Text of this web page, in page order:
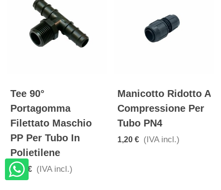
Tee 90°
Portagomma
Filettato Maschio
PP Per Tubo In
Polietilene
0,30 € (IVA incl.)
Manicotto Ridotto A
Compressione Per
Tubo PN4
1,20 € (IVA incl.)